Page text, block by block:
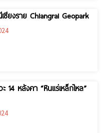
ยงราย Chiangrai Geopark
14 หลังคา “หินแร่เหล็กไหล”